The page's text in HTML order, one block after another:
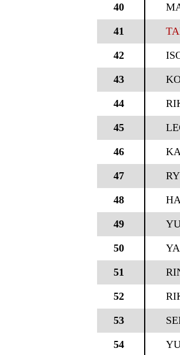
40
41
42
43
44
45
46
47
48
49
50
51
52
53
54